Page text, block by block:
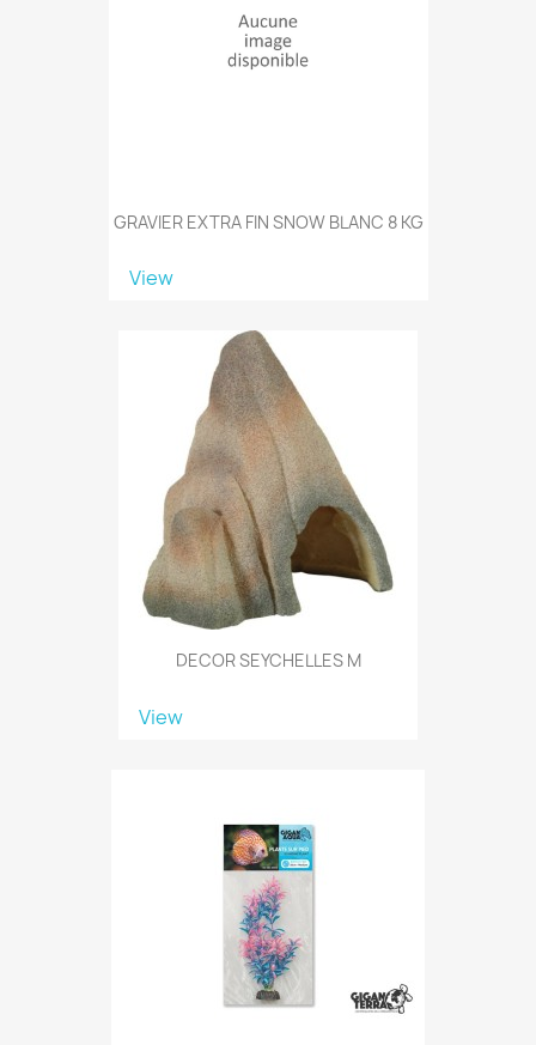
GRAVIER EXTRA FIN SNOW BLANC 8 KG
View
DECOR SEYCHELLES M
View